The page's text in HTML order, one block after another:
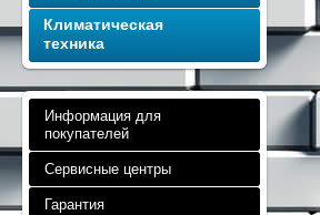
Климатическая
техника
Информация для
покупателей
Сервисные центры
Гарантия